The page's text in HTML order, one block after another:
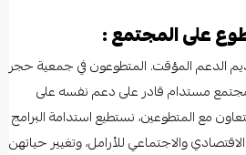
على المجتمع :
الدعم المؤقت. المتطوعون في جمعية حجر
مجتمع مستدام قادر على دعم نفسه على
مع المتطوعين، نستطيع استدامة البرامج
الاقتصادي والاجتماعي للأرامل، وتغيير حياتهن